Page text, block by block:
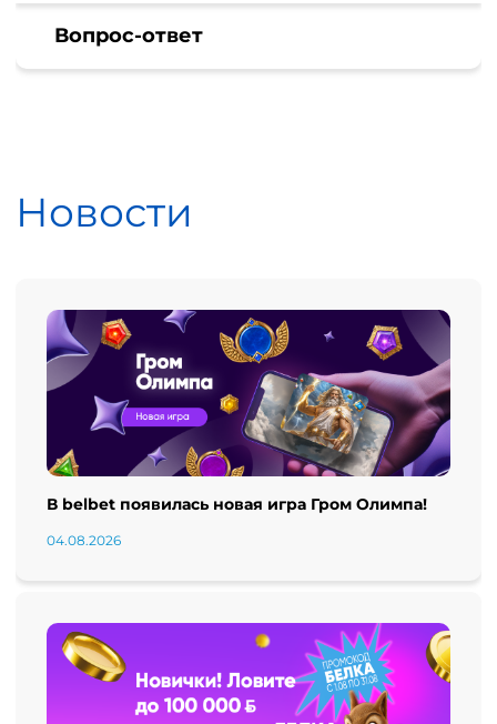
Вопрос-ответ
Новости
В belbet появилась новая игра Гром Олимпа!
04.08.2026